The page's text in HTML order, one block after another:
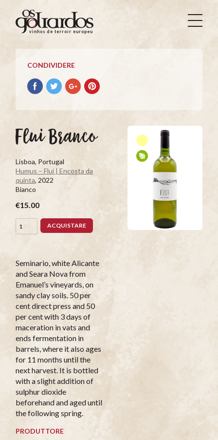
Os
Goliardos
Vinhos
Terroir
Europeus
vinhos de terroir europeus
CONDIVIDERE
Condividere
su
Condividere
su
Condividere
su
Condividere
su
Flui Branco
Lisboa, Portugal
Humus – Flui | Encosta da
quinta, 2022
Bianco
€15.00
ACQUISTARE
Seminario, white Alicante
and Seara Nova from
Emanuel’s vineyards, on
sandy clay soils. 50 per
cent direct press and 50
per cent with 3 days of
maceration in vats and
ends fermentation in
barrels, where it also ages
for 11 months until the
next harvest. It is bottled
with a slight addition of
sulphur dioxide
beforehand and aged until
the following spring.
PRODUTTORE